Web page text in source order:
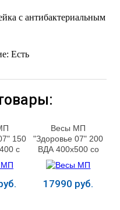
с антибактериальным
Есть
150
с
Весы МП
"Здоровье 07" 200
ВДА 400х500 со
стойкой
17990 руб.